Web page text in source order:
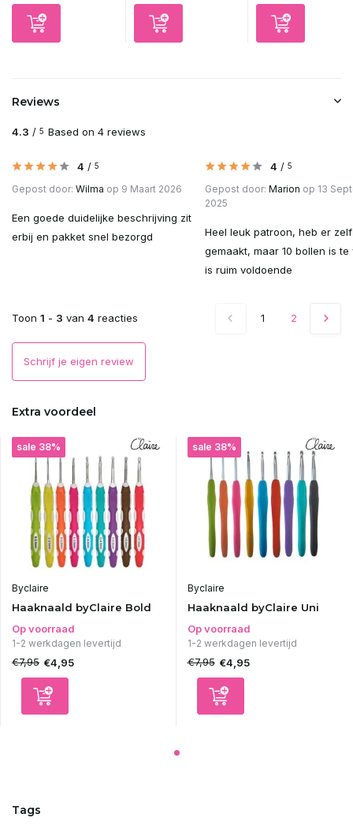
Uitverkocht
Uitverkocht
Uitverkocht
Uitverkocht
Uitverkocht
Uitverkocht
Uitverkocht
Reviews
4.3 / 5 Based on 4 reviews
4 / 5
Gepost door: Wilma op 9 Maart 2026
Een goede duidelijke beschrijving zit
erbij en pakket snel bezorgd
4 / 5
Gepost door: Marion op 13
2025
Heel leuk patroon, heb er
gemaakt, maar 10 bollen is te
is ruim voldoende
Toon 1 - 3 van 4 reacties 1 2
Schrijf je eigen review
Extra voordeel
sale 38%
Byclaire
Haaknaald byClaire Bold
Op voorraad
1-2 werkdagen levertijd
€7,95 €4,95
sale 38%
Byclaire
Haaknaald byClaire Uni
Op voorraad
1-2 werkdagen levertijd
€7,95 €4,95
Tags